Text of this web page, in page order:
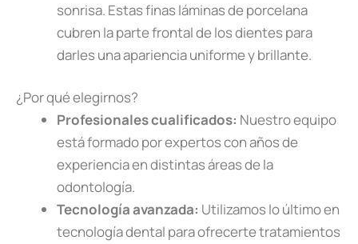
sonrisa. Estas finas láminas de porcelana
cubren la parte frontal de los dientes para
darles una apariencia uniforme y brillante.
¿Por qué elegirnos?
Profesionales cualificados: Nuestro equipo
está formado por expertos con años de
experiencia en distintas áreas de la
odontología.
Tecnología avanzada: Utilizamos lo último en
tecnología dental para ofrecerte tratamientos